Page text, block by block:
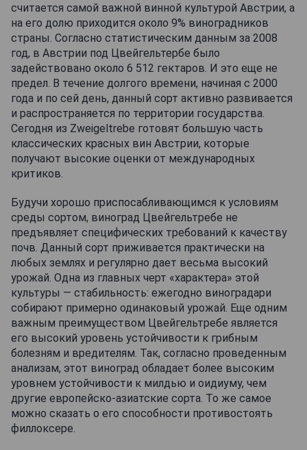
считается самой важной винной культурой Австрии, а
на его долю приходится около 9% виноградников
страны. Согласно статистическим данным за 2008
год, в Австрии под Цвейгельтербе было
задействовано около 6 512 гектаров. И это еще не
предел. В течение долгого времени, начиная с 2000
года и по сей день, данный сорт активно развивается
и распространяется по территории государства.
Сегодня из Zweigeltrebe готовят большую часть
классических красных вин Австрии, которые
получают высокие оценки от международных
критиков.
Будучи хорошо приспосабливающимся к условиям
среды сортом, виноград Цвейгельтребе не
предъявляет специфических требований к качеству
почв. Данный сорт приживается практически на
любых землях и регулярно дает весьма высокий
урожай. Одна из главных черт «характера» этой
культуры — стабильность: ежегодно виноградари
собирают примерно одинаковый урожай. Еще одним
важным преимуществом Цвейгельтребе является
его высокий уровень устойчивости к грибным
болезням и вредителям. Так, согласно проведенным
анализам, этот виноград обладает более высоким
уровнем устойчивости к милдью и оидиуму, чем
другие европейско-азиатские сорта. То же самое
можно сказать о его способности противостоять
филлоксере.